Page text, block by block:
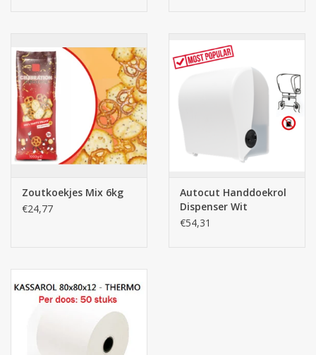
Zoutkoekjes Mix 6kg
€24,77
Autocut Handdoekrol
Dispenser Wit
€54,31